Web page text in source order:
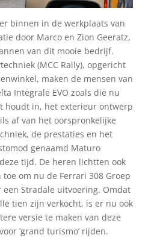
binnen in de werkplaats van
door Marco en Zion Geeratz,
van dit mooie bedrijf.
(MCC Rally), opgericht
maken de mensen van
Integrale EVO zoals die nu
houdt in, het exterieur ontwerp
af van het oorspronkelijke
de prestaties en het
genaamd Maturo
tijd. De heren lichtten ook
om nu de Ferrari 308 Groep
een Stradale uitvoering. Omdat
tien zijn verkocht, is er nu ook
versie te maken van deze
‘grand turismo’ rijden.